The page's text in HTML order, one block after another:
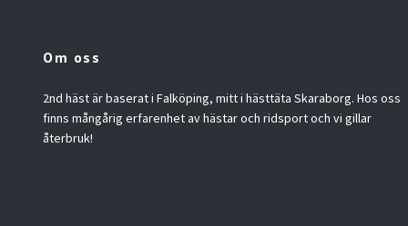
Om oss
2nd häst är baserat i Falköping, mitt i hästtäta Skaraborg. Hos oss
finns mångårig erfarenhet av hästar och ridsport och vi gillar
återbruk!